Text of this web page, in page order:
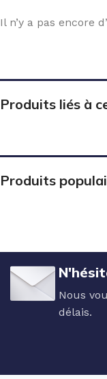
Il n’y a pas encore
Produits liés à
Produits
Nous
délais.